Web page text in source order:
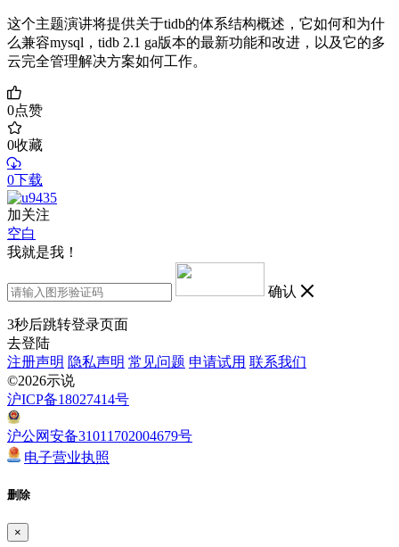
这个主题演讲将提供关于tidb的体系结构概述，它如何和为什
么兼容mysql，tidb 2.1 ga版本的最新功能和改进，以及它的多
云完全管理解决方案如何工作。
0点赞
0收藏
0下载
加关注
空白
我就是我！
确认
3秒后跳转登录页面
去登陆
注册声明 隐私声明 常见问题 申请试用 联系我们
©2026示说
沪ICP备18027414号
沪公网安备31011702004679号
电子营业执照
删除
×